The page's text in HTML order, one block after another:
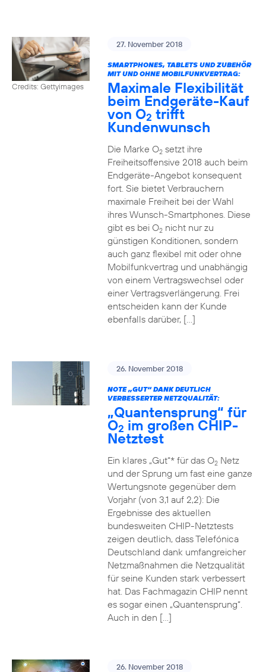
Credits: Gettyimages
27. November 2018
SMARTPHONES, TABLETS UND ZUBEHÖR
MIT UND OHNE MOBILFUNKVERTRAG:
Maximale Flexibilität
beim Endgeräte-Kauf
von O2 trifft
Kundenwunsch
Die Marke O2setzt ihre
Freiheitsoffensive 2018 auch beim
Endgeräte-Angebot konsequent
fort. Sie bietet Verbrauchern
maximale Freiheit bei der Wahl
ihres Wunsch-Smartphones. Diese
gibt es bei O2nicht nur zu
günstigen Konditionen, sondern
auch ganz flexibel mit oder ohne
Mobilfunkvertrag und unabhängig
von einem Vertragswechsel oder
einer Vertragsverlängerung. Frei
entscheiden kann der Kunde
ebenfalls darüber, […]
26. November 2018
NOTE „GUT“ DANK DEUTLICH
VERBESSERTER NETZQUALITÄT:
„Quantensprung“ für
O2 im großen CHIP-
Netztest
Ein klares „Gut“* für das O2Netz
und der Sprung um fast eine ganze
Wertungsnote gegenüber dem
Vorjahr (von 3,1 auf 2,2): Die
Ergebnisse des aktuellen
bundesweiten CHIP-Netztests
zeigen deutlich, dass Telefónica
Deutschland dank umfangreicher
Netzmaßnahmen die Netzqualität
für seine Kunden stark verbessert
hat. Das Fachmagazin CHIP nennt
es sogar einen „Quantensprung“.
Auch in den […]
26. November 2018